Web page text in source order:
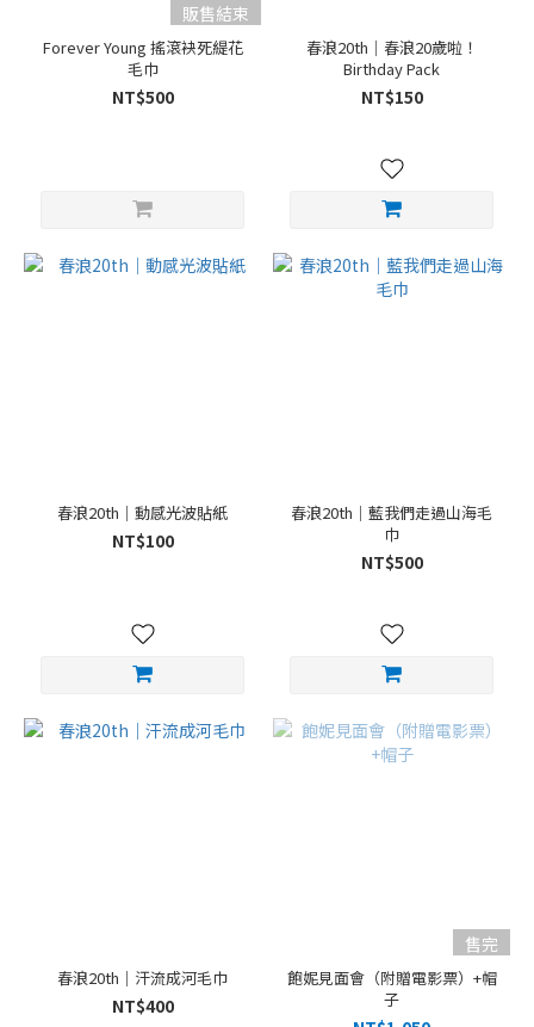
販售結束
Forever Young 搖滾袂死緹花
毛巾
NT$500
春浪20th｜春浪20歲啦！
Birthday Pack
NT$150
春浪20th｜動感光波貼紙
NT$100
春浪20th｜藍我們走過山海毛
巾
NT$500
春浪20th｜汗流成河毛巾
NT$400
售完
飽妮見面會（附贈電影票）+帽
子